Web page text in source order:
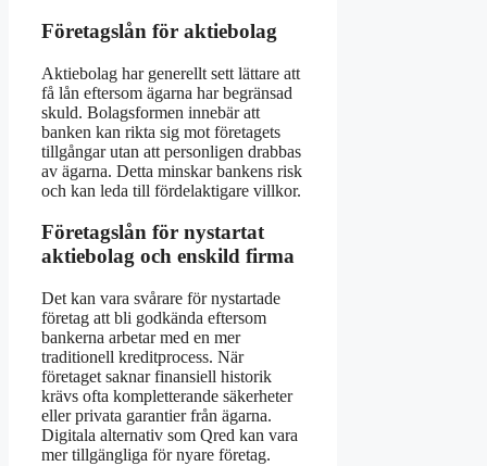
Företagslån för aktiebolag
Aktiebolag har generellt sett lättare att
få lån eftersom ägarna har begränsad
skuld. Bolagsformen innebär att
banken kan rikta sig mot företagets
tillgångar utan att personligen drabbas
av ägarna. Detta minskar bankens risk
och kan leda till fördelaktigare villkor.
Företagslån för nystartat
aktiebolag och enskild firma
Det kan vara svårare för nystartade
företag att bli godkända eftersom
bankerna arbetar med en mer
traditionell kreditprocess. När
företaget saknar finansiell historik
krävs ofta kompletterande säkerheter
eller privata garantier från ägarna.
Digitala alternativ som Qred kan vara
mer tillgängliga för nyare företag.